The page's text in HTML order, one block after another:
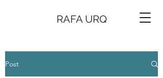
RAFA URQ
Post